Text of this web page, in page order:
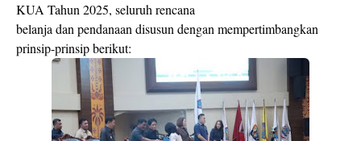
KUA Tahun 2025, seluruh rencana
belanja dan pendanaan disusun dengan mempertimbangkan
prinsip-prinsip berikut: